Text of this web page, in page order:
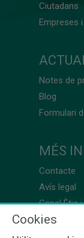
Ciutadans
Empreses
Notes de
Blog
Formulari
MÉS
Contacte
Avís legal
Canal Ètic
Cookies